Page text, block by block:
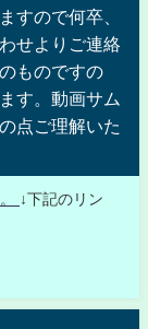
すので何卒、
せよりご連絡
ものですの
す。動画サム
点ご理解いた
↓下記のリン